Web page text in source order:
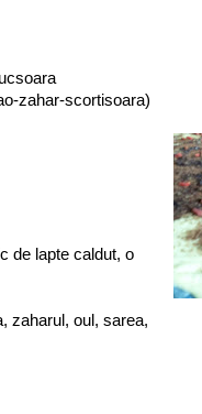
zahar-scortisoara)
de lapte caldut, o
zaharul, oul, sarea,